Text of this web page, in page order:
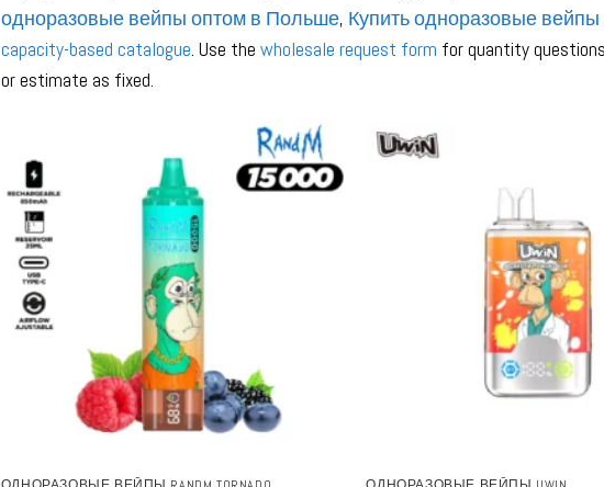
одноразовые вейпы оптом в Польше, Купить одноразовые
capacity-based catalogue. Use the wholesale request form for quantity
or estimate as fixed.